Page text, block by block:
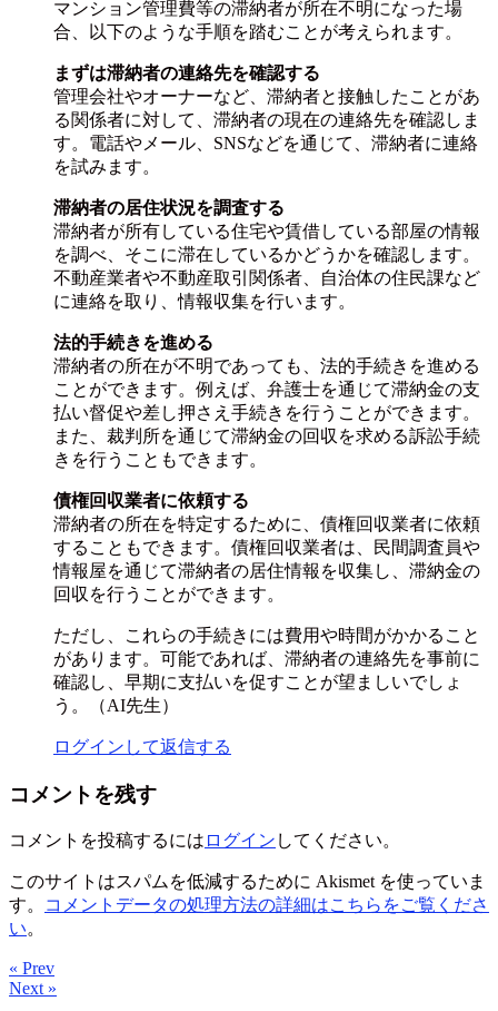
マンション管理費等の滞納者が所在不明になった場
合、以下のような手順を踏むことが考えられます。
まずは滞納者の連絡先を確認する
管理会社やオーナーなど、滞納者と接触したことがあ
る関係者に対して、滞納者の現在の連絡先を確認しま
す。電話やメール、SNSなどを通じて、滞納者に連絡
を試みます。
滞納者の居住状況を調査する
滞納者が所有している住宅や賃借している部屋の情報
を調べ、そこに滞在しているかどうかを確認します。
不動産業者や不動産取引関係者、自治体の住民課など
に連絡を取り、情報収集を行います。
法的手続きを進める
滞納者の所在が不明であっても、法的手続きを進める
ことができます。例えば、弁護士を通じて滞納金の支
払い督促や差し押さえ手続きを行うことができます。
また、裁判所を通じて滞納金の回収を求める訴訟手続
きを行うこともできます。
債権回収業者に依頼する
滞納者の所在を特定するために、債権回収業者に依頼
することもできます。債権回収業者は、民間調査員や
情報屋を通じて滞納者の居住情報を収集し、滞納金の
回収を行うことができます。
ただし、これらの手続きには費用や時間がかかること
があります。可能であれば、滞納者の連絡先を事前に
確認し、早期に支払いを促すことが望ましいでしょ
う。（AI先生）
ログインして返信する
コメントを残す
コメントを投稿するには ログイン してください。
このサイトはスパムを低減するために Akismet を使っていま
す。
コメントデータの処理方法の詳細はこちらをご覧くださ
い。
« Prev
Next »